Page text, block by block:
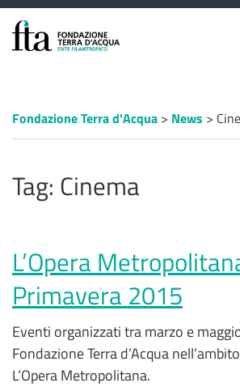
VAI AL CONTENUTO
Percorso
a
"briciole
Fondazione Terra d'Acqua > News >
Tag: Cinema
L’Opera
Primavera 2015
Eventi organizzati tra marzo e
Fondazione Terra d’Acqua
L’Opera Metropolitana.